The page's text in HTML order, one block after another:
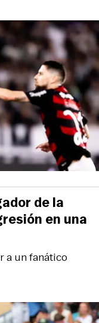
a un fanático
de la
en una